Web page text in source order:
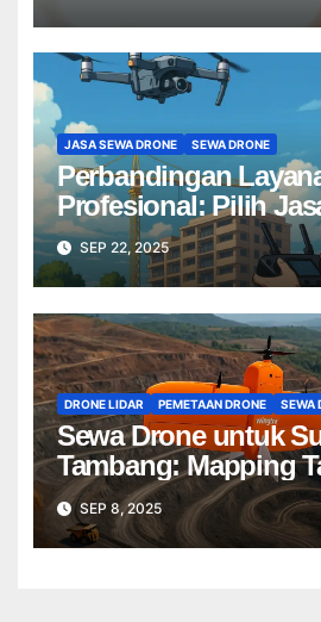
JASA SEWA DRONE SEWA DRONE
Perbandingan
Profesional: Pilih
Terbaik untuk Proyek
SEP 22, 2025
DRONE LIDAR PEMETAAN DRONE SEWA
Sewa Drone untuk
Tambang: Mapping
Profesional Lebih
SEP 8, 2025